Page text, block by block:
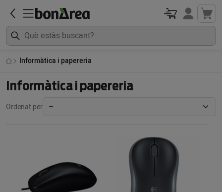
Informàtica i papereria
Informàtica i papereria
Ordenat per